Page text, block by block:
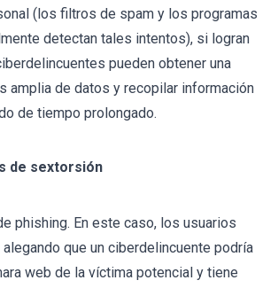
(los filtros de spam y los programas
detectan tales intentos), si logran
pueden obtener una
amplia de datos y recopilar información
de tiempo prolongado.
de sextorsión
phishing. En este caso, los usuarios
que un ciberdelincuente podría
web de la víctima potencial y tiene